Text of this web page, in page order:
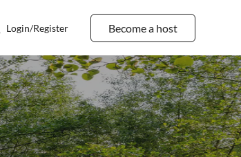
Become a host
Login/Register